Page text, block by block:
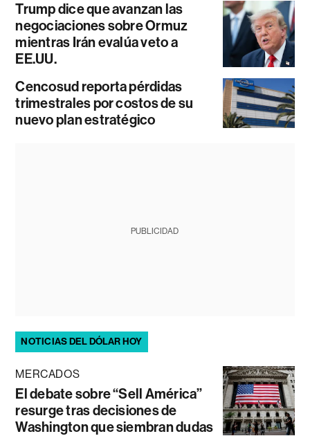
Trump dice que avanzan las
negociaciones sobre Ormuz
mientras Irán evalúa veto a
EE.UU.
Cencosud reporta pérdidas
trimestrales por costos de su
nuevo plan estratégico
PUBLICIDAD
NOTICIAS DEL DÓLAR HOY
MERCADOS
El debate sobre “Sell América”
resurge tras decisiones de
Washington que siembran dudas